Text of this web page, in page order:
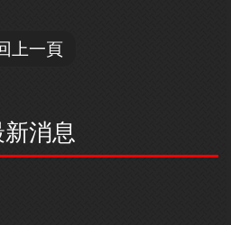
新消息
上一頁